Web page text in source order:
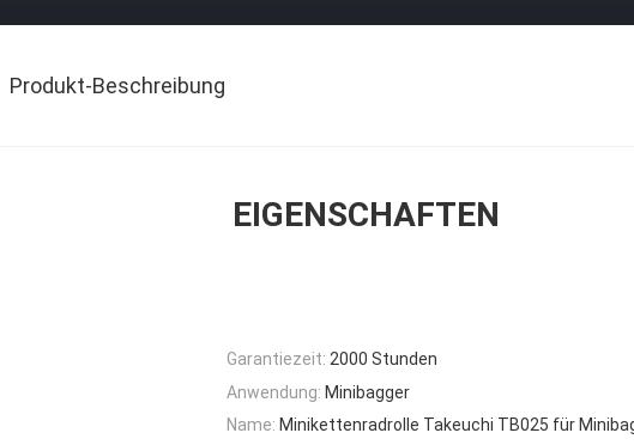
Produkt-Beschreibung
EIGENSCHAFTEN
Garantiezeit: 2000 Stunden
Anwendung: Minibagger
Name: Minikettenradrolle Takeuchi TB025 für